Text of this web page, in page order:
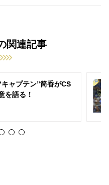
関連記事
ャプテン”筒香がCS
を語る！